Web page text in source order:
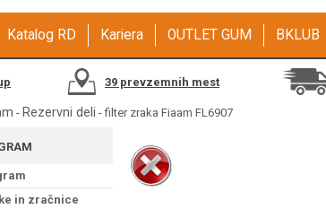
Katalog RD Kariera OUTLET GUM BKLUB
39 prevzemnih mest
- Rezervni deli - filter zraka Fiaam FL6907
in zračnice